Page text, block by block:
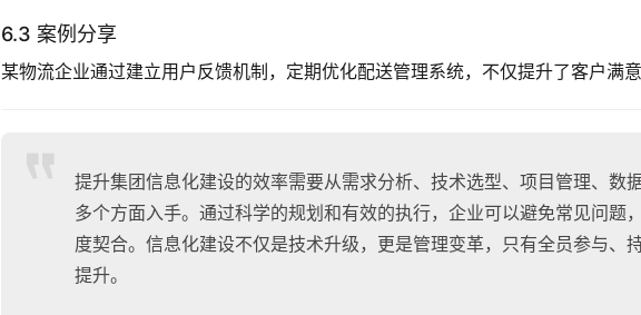
6.3 案例分享
某物流企业通过建立用户反馈机制，定期优化配送管理系统，不仅提升了客户满
提升集团信息化建设的效率需要从需求分析、技术选型、项目管理、数
多个方面入手。通过科学的规划和有效的执行，企业可以避免常见问题
度契合。信息化建设不仅是技术升级，更是管理变革，只有全员参与、
提升。